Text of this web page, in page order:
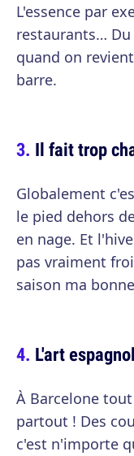
L'essence par
restaurants…
quand on
barre.
Il fait trop
Globalement
le pied dehors
en nage. Et
pas vraiment
saison ma
L'art
À Barcelone
partout ! Des
c'est n'importe